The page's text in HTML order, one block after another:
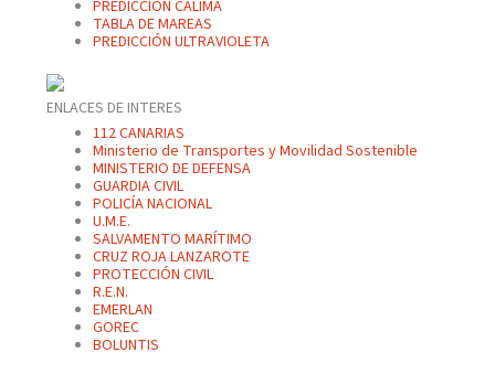
PREDICCIÓN CALIMA
TABLA DE MAREAS
PREDICCIÓN ULTRAVIOLETA
ENLACES DE INTERES
112 CANARIAS
Ministerio de Transportes y Movilidad Sostenible
MINISTERIO DE DEFENSA
GUARDIA CIVIL
POLICÍA NACIONAL
U.M.E.
SALVAMENTO MARÍTIMO
CRUZ ROJA LANZAROTE
PROTECCIÓN CIVIL
R.E.N.
EMERLAN
GOREC
BOLUNTIS